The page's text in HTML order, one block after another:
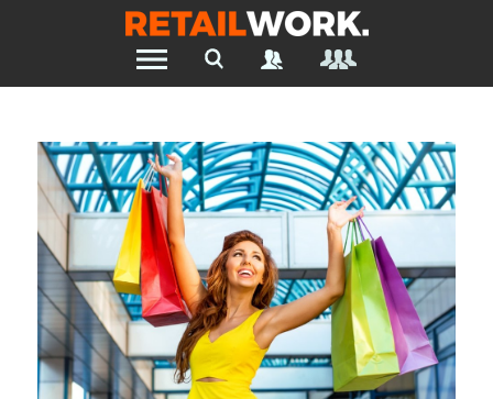
Ecommerce
Szukaj oferty pracy:
Chcesz być na bieżąco z najnowszymi ofertami w branży.
Załóż konto